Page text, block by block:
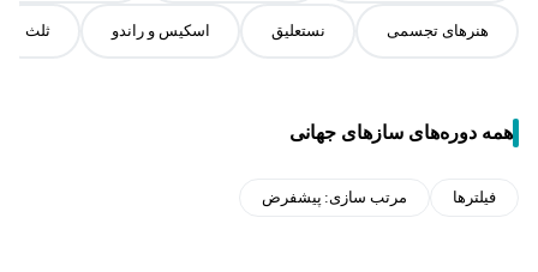
هنرهای تجسمی نستعلیق اسکیس و راندو ثلث
همه دوره‌های سازهای جهانی
فیلترها مرتب سازی: پیشفرض